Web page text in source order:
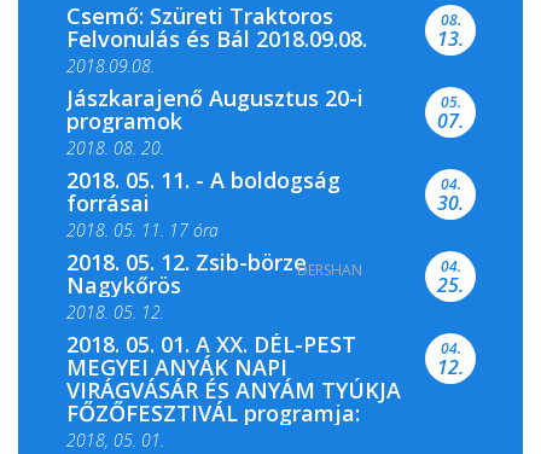
Csemő: Szüreti Traktoros
Felvonulás és Bál 2018.09.08.
2018.09.08.
08.
13.
Jászkarajenő Augusztus 20-i
programok
2018. 08. 20.
05.
07.
2018. 05. 11. - A boldogság
forrásai
2018. 05. 11. 17 óra
2018. 05. 11. 19 óra
04.
30.
2018. 05. 12. Zsib-börze
Nagykőrös
2018. 05. 12.
04.
25.
2018. 05. 01. A XX. DÉL-PEST
MEGYEI ANYÁK NAPI
VIRÁGVÁSÁR ÉS ANYÁM TYÚKJA
FŐZŐFESZTIVÁL programja:
2018, 05. 01.
04.
12.
DERSHAN